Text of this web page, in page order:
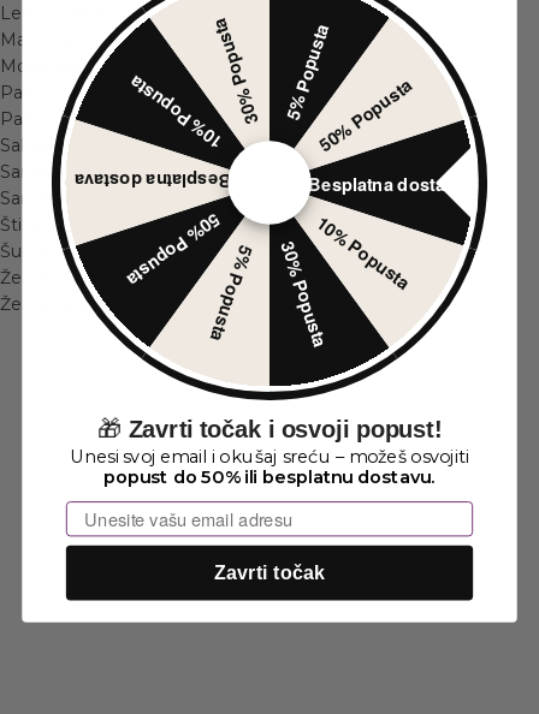
Letnje ženske sandale
Martinke
Mokasine
Patike cipele
Patike sa platformom
Salonke
Sandale
Sandalete
Štikle sa mašnom
Šunjalice za žene
Ženske antilop čizme
Ženske kaubojke
5% Popusta50% Popusta
Besplatna dostava
10% Popusta
30% Popusta
5% Popusta
50% Popusta
Besplatna dostava
10% Popusta30% Popusta
🎁 Zavrti točak i osvoji popust!
Unesi svoj email i okušaj sreću – možeš osvojiti
popust do 50% ili besplatnu dostavu.
Email
Zavrti točak